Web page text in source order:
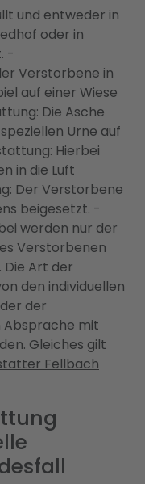
und entweder in
oder in
-
Verstorbene in
auf einer Wiese
Die Asche
Urne auf
Hierbei
in die Luft
Der Verstorbene
beigesetzt. -
werden nur der
Verstorbenen
Art der
den individuellen
der
Absprache mit
Gleiches gilt
Fellbach